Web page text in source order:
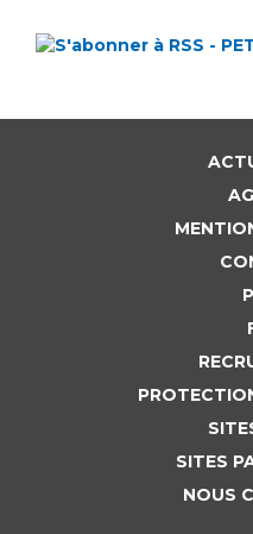
SITES
NOUS